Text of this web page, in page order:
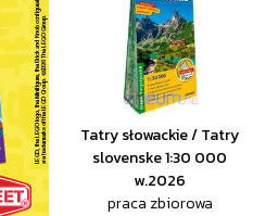
Tatry słowackie / Tatry
slovenske 1:30 000
w.2026
praca zbiorowa